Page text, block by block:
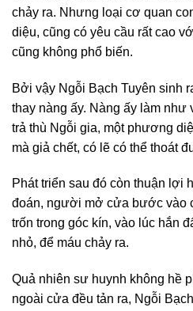
chảy ra. Nhưng loại cơ quan
diệu, cũng có yêu cầu rất cao
cũng không phổ biến.
Bởi vậy Ngỗi Bạch Tuyên sinh
thay nàng ấy. Nàng ấy làm như
trả thù Ngỗi gia, một phương
mà giả chết, có lẽ có thể thoát
Phát triển sau đó còn thuận lợi
đoán, người mở cửa bước vào
trốn trong góc kín, vào lúc hắn
nhỏ, để máu chảy ra.
Quả nhiên sư huynh không hề
ngoài cửa đều tản ra, Ngỗi